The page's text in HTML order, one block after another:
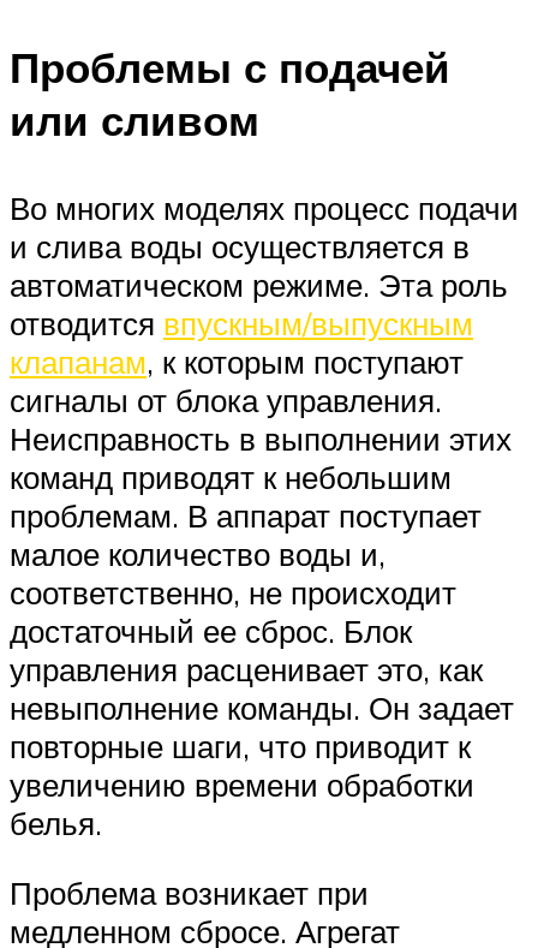
Проблемы с подачей
или сливом
Во многих моделях процесс подачи
и слива воды осуществляется в
автоматическом режиме. Эта роль
отводится впускным/выпускным
клапанам, к которым поступают
сигналы от блока управления.
Неисправность в выполнении этих
команд приводят к небольшим
проблемам. В аппарат поступает
малое количество воды и,
соответственно, не происходит
достаточный ее сброс. Блок
управления расценивает это, как
невыполнение команды. Он задает
повторные шаги, что приводит к
увеличению времени обработки
белья.
Проблема возникает при
медленном сбросе. Агрегат